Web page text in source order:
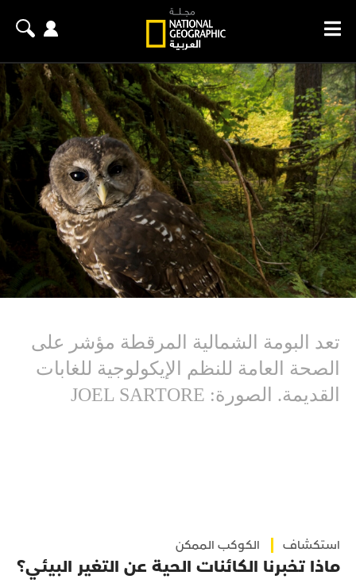
تعد البومة الشمالية المرقطة مؤشر على
الصحة العامة للنظم الإيكولوجية للغابات
القديمة. الصورة: JOEL SARTORE
استكشاف الكوكب الممكن
ماذا تخبرنا الكائنات الحية عن التغير البيئي؟